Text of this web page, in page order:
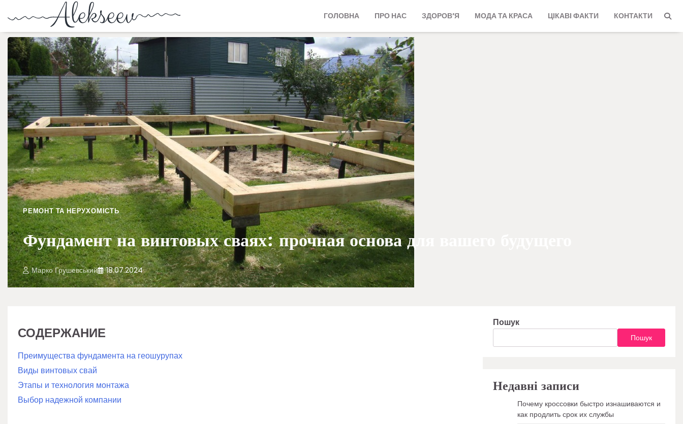
ГОЛОВНА ПРО НАС ЗДОРОВ’Я МОДА ТА КРАСА ЦІКАВІ ФАКТИ КОНТАКТИ
РЕМОНТ ТА НЕРУХОМІСТЬ
Фундамент на винтовых сваях: прочная основа для вашего будущего
Марко Грушевський 18.07.2024
СОДЕРЖАНИЕ
Преимущества фундамента на геошурупах
Виды винтовых свай
Этапы и технология монтажа
Выбор надежной компании
Пошук
Пошук
Недавні записи
Почему кроссовки быстро изнашиваются и
как продлить срок их службы